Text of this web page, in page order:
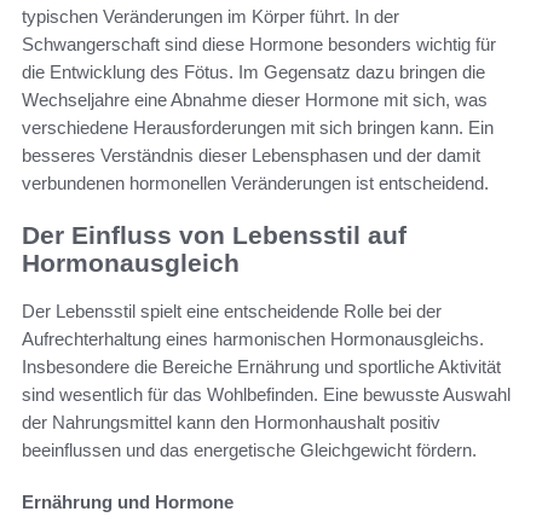
typischen Veränderungen im Körper führt. In der
Schwangerschaft sind diese Hormone besonders wichtig für
die Entwicklung des Fötus. Im Gegensatz dazu bringen die
Wechseljahre eine Abnahme dieser Hormone mit sich, was
verschiedene Herausforderungen mit sich bringen kann. Ein
besseres Verständnis dieser Lebensphasen und der damit
verbundenen hormonellen Veränderungen ist entscheidend.
Der Einfluss von Lebensstil auf
Hormonausgleich
Der Lebensstil spielt eine entscheidende Rolle bei der
Aufrechterhaltung eines harmonischen Hormonausgleichs.
Insbesondere die Bereiche Ernährung und sportliche Aktivität
sind wesentlich für das Wohlbefinden. Eine bewusste Auswahl
der Nahrungsmittel kann den Hormonhaushalt positiv
beeinflussen und das energetische Gleichgewicht fördern.
Ernährung und Hormone